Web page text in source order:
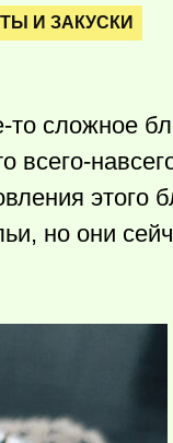
И ЗАКУСКИ
то сложное
всего-
этого
но они